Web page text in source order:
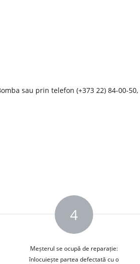
sau prin telefon (+373 22) 84-00-50,
4
Meșterul se ocupă de reparație:
înlocuiește partea defectată cu o